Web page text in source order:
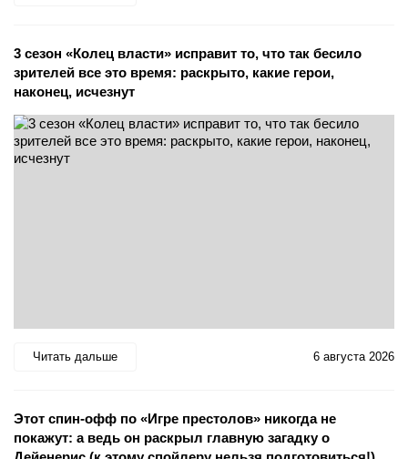
3 сезон «Колец власти» исправит то, что так бесило
зрителей все это время: раскрыто, какие герои,
наконец, исчезнут
Читать дальше 6 августа 2026
Этот спин-офф по «Игре престолов» никогда не
покажут: а ведь он раскрыл главную загадку о